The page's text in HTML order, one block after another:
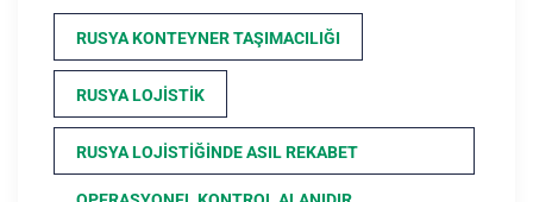
RUSYA KONTEYNER TAŞIMACILIĞI
RUSYA LOJISTIK
RUSYA LOJISTIĞINDE ASIL REKABET